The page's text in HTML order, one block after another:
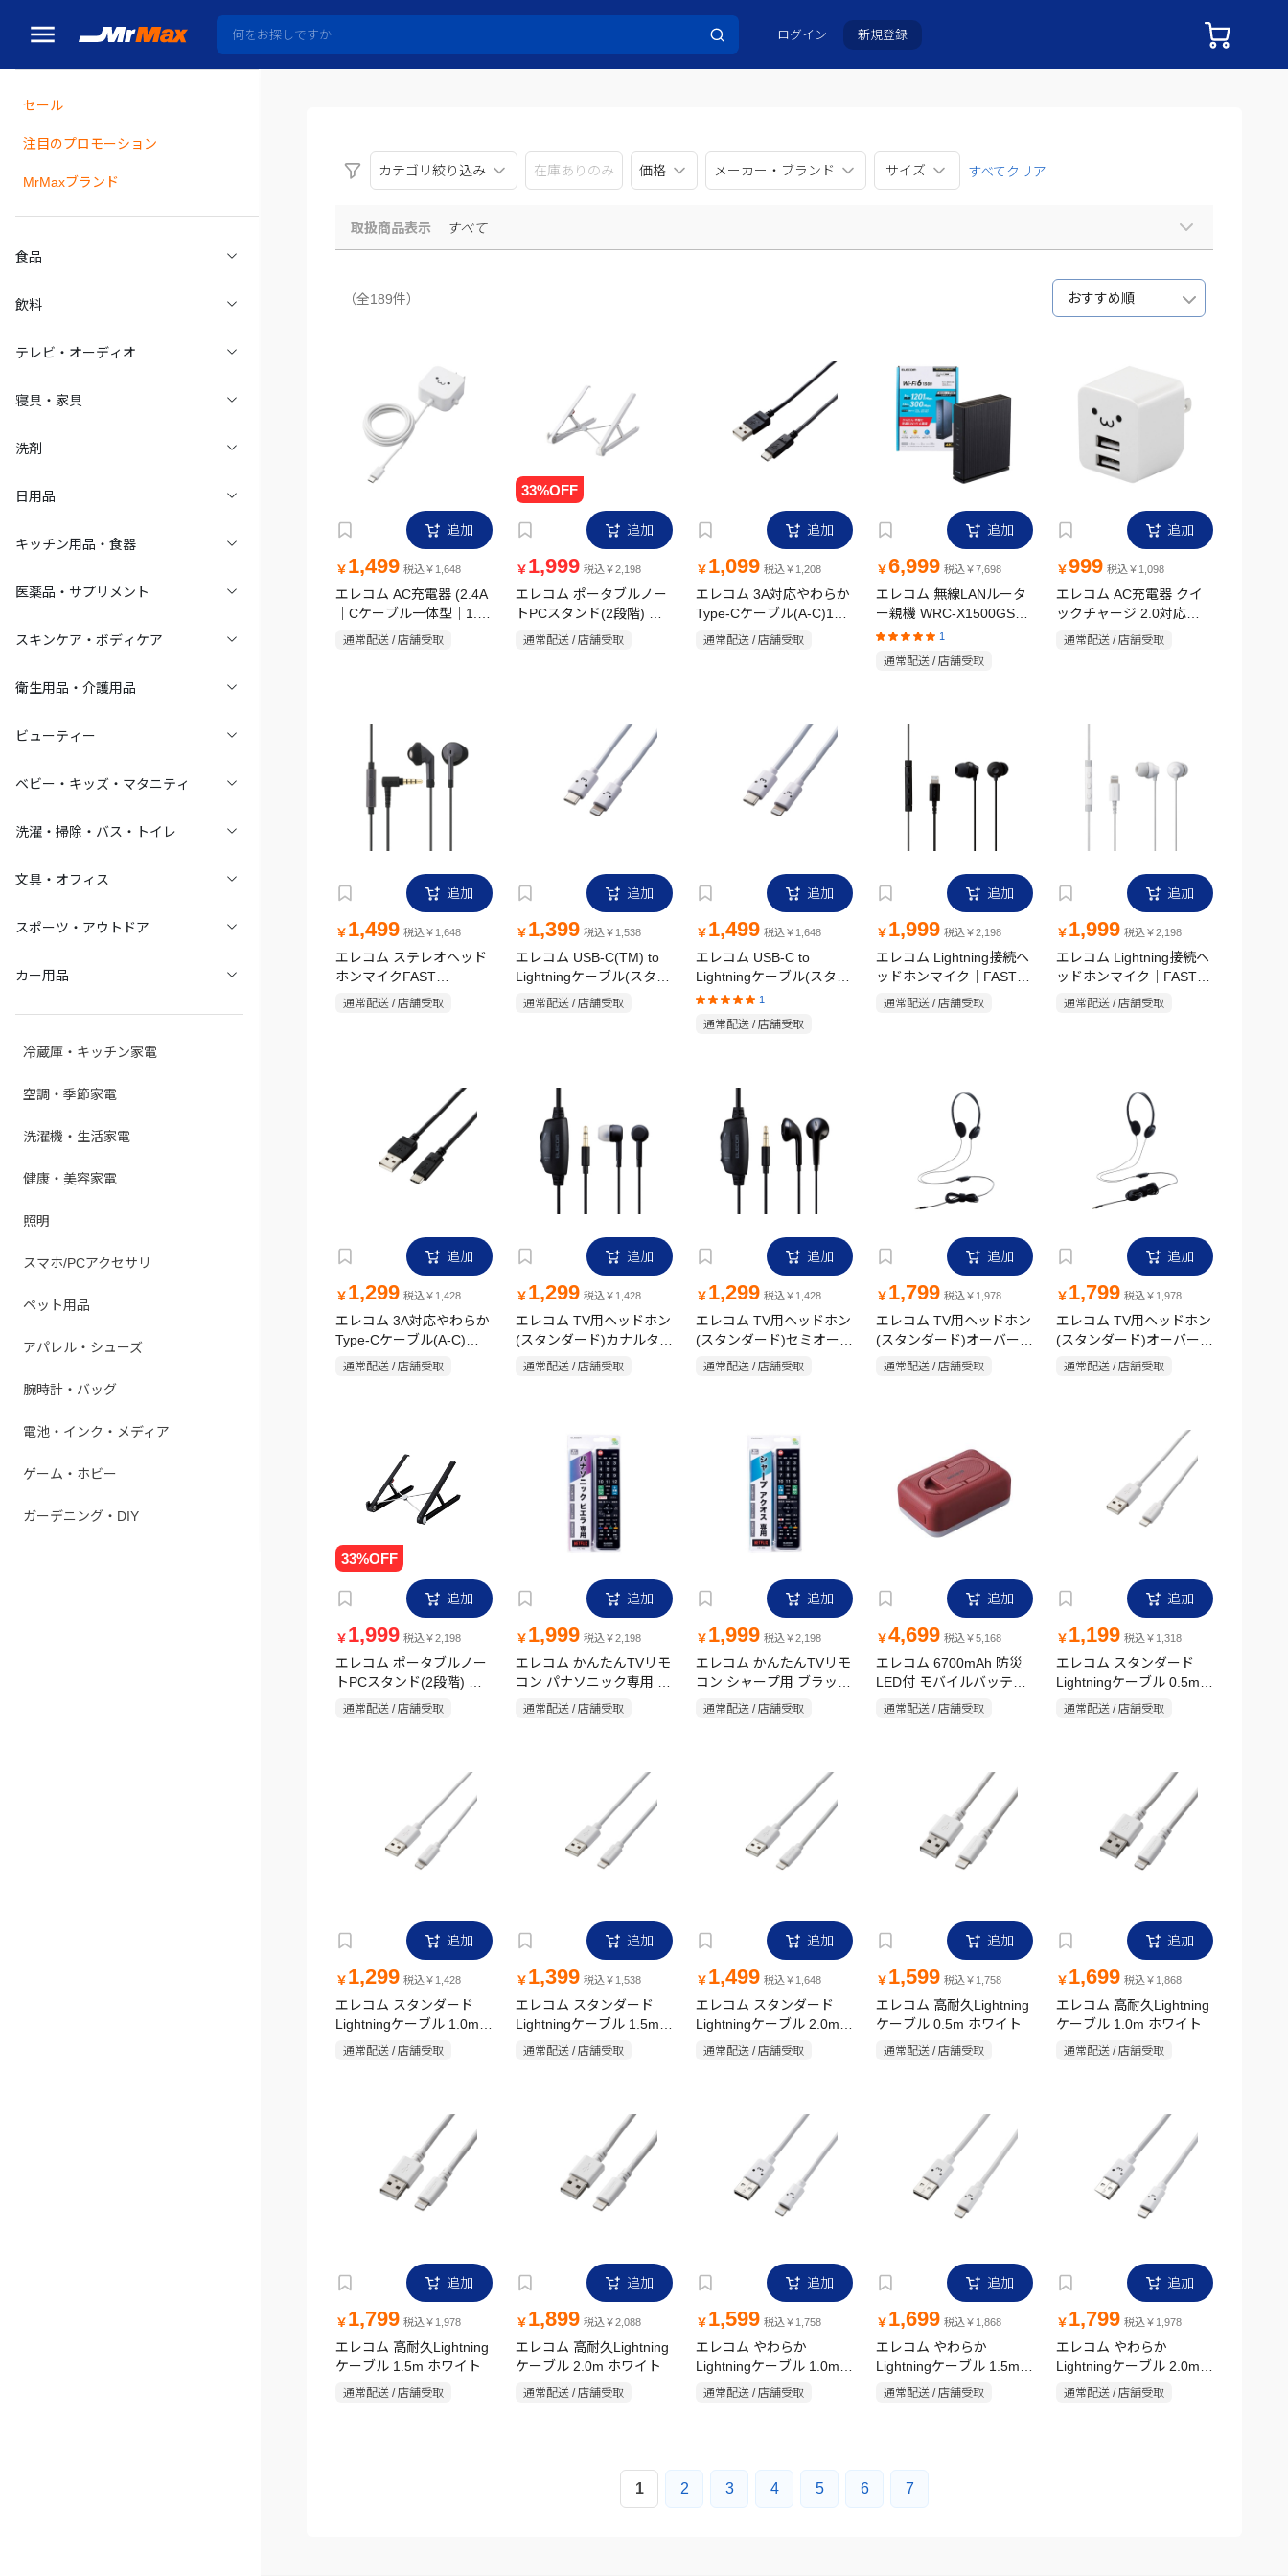
ログイン 新規登録
セール
注目のプロモーション
MrMaxブランド
食品
飲料
テレビ・オーディオ
寝具・家具
洗剤
日用品
キッチン用品・食器
医薬品・サプリメント
スキンケア・ボディケア
衛生用品・介護用品
ビューティー
ベビー・キッズ・マタニティ
洗濯・掃除・バス・トイレ
文具・オフィス
スポーツ・アウトドア
カー用品
冷蔵庫・キッチン家電
空調・季節家電
洗濯機・生活家電
健康・美容家電
照明
スマホ/PCアクセサリ
ペット用品
アパレル・シューズ
腕時計・バッグ
電池・インク・メディア
ゲーム・ホビー
ガーデニング・DIY
カテゴリ絞り込み
在庫ありのみ 価格 メーカー・ブランド サイズ すべてクリア
取扱商品表示 すべて
（全189件） おすすめ順
追加
￥ 1,499 税込￥1,648
エレコム AC充電器 (2.4A
｜Cケーブル一体型｜1.5
ｍ) ホワイトフェイス
通常配送 / 店舗受取
追加
￥ 1,999 税込￥2,198
エレコム ポータブルノー
トPCスタンド(2段階) ホ
ワイト
通常配送 / 店舗受取
追加
￥ 1,099 税込￥1,208
エレコム 3A対応やわらか
Type-Cケーブル(A-C)1．
1.0m ブラック
通常配送 / 店舗受取
追加
￥6,999 税込￥7,698
エレコム 無線LANルータ
ー親機 WRC-X1500GS2-
B
1
通常配送 / 店舗受取
追加
￥999 税込￥1,098
エレコム AC充電器 クイ
ックチャージ 2.0対応
12W5V｜2.4A ホワイトフ
通常配送 / 店舗受取
追加
￥ 1,499 税込￥1,648
エレコム ステレオヘッド
ホンマイクFAST
F10IMABK ブラック
通常配送 / 店舗受取
追加
￥ 1,399 税込￥1,538
エレコム USB-C(TM) to
Lightningケーブル(スタン
ダード) 1.0m ホワイトフ
通常配送 / 店舗受取
追加
￥ 1,499 税込￥1,648
エレコム USB-C to
Lightningケーブル(スタン
ダード) 1.5m ホワイトフ
1
通常配送 / 店舗受取
追加
￥ 1,999 税込￥2,198
エレコム Lightning接続ヘ
ッドホンマイク｜FAST
LF12CM BK ブラック
通常配送 / 店舗受取
追加
￥ 1,999 税込￥2,198
エレコム Lightning接続ヘ
ッドホンマイク｜FAST
LF12CM WH ホワイト
通常配送 / 店舗受取
追加
￥ 1,299 税込￥1,428
エレコム 3A対応やわらか
Type-Cケーブル(A-C)
2.0m ブラック
通常配送 / 店舗受取
追加
￥ 1,299 税込￥1,428
エレコム TV用ヘッドホン
(スタンダード)カナルタイ
プ EHP-TV11C3BK ブラ
通常配送 / 店舗受取
追加
￥ 1,299 税込￥1,428
エレコム TV用ヘッドホン
(スタンダード)セミオープ
ンタイプ EHP-TV11I3BK
通常配送 / 店舗受取
追加
￥ 1,799 税込￥1,978
エレコム TV用ヘッドホン
(スタンダード)オーバーヘ
ッドタイプ EHP-
通常配送 / 店舗受取
追加
￥ 1,799 税込￥1,978
エレコム TV用ヘッドホン
(スタンダード)オーバーヘ
ッドタイプ EHP-
通常配送 / 店舗受取
追加
￥ 1,999 税込￥2,198
エレコム ポータブルノー
トPCスタンド(2段階) ブ
ラック
通常配送 / 店舗受取
追加
￥ 1,999 税込￥2,198
エレコム かんたんTVリモ
コン パナソニック専用 ブ
ラック ERC-TV02BK-PA
通常配送 / 店舗受取
追加
￥ 1,999 税込￥2,198
エレコム かんたんTVリモ
コン シャープ用 ブラック
ERC-TV02BK-SH ブラッ
通常配送 / 店舗受取
追加
￥4,699 税込￥5,168
エレコム 6700mAh 防災
LED付 モバイルバッテリ
ー 平型 レッド
通常配送 / 店舗受取
追加
￥ 1,199 税込￥1,318
エレコム スタンダード
Lightningケーブル 0.5m
ホワイト
通常配送 / 店舗受取
追加
￥ 1,299 税込￥1,428
エレコム スタンダード
Lightningケーブル 1.0m
ホワイト
通常配送 / 店舗受取
追加
￥ 1,399 税込￥1,538
エレコム スタンダード
Lightningケーブル 1.5m
ホワイト
通常配送 / 店舗受取
追加
￥ 1,499 税込￥1,648
エレコム スタンダード
Lightningケーブル 2.0m
ホワイト
通常配送 / 店舗受取
追加
￥ 1,599 税込￥1,758
エレコム 高耐久Lightning
ケーブル 0.5m ホワイト
通常配送 / 店舗受取
追加
￥ 1,699 税込￥1,868
エレコム 高耐久Lightning
ケーブル 1.0m ホワイト
通常配送 / 店舗受取
追加
￥ 1,799 税込￥1,978
エレコム 高耐久Lightning
ケーブル 1.5m ホワイト
通常配送 / 店舗受取
追加
￥ 1,899 税込￥2,088
エレコム 高耐久Lightning
ケーブル 2.0m ホワイト
通常配送 / 店舗受取
追加
￥ 1,599 税込￥1,758
エレコム やわらか
Lightningケーブル 1.0m
ホワイトフェイス
通常配送 / 店舗受取
追加
￥ 1,699 税込￥1,868
エレコム やわらか
Lightningケーブル 1.5m
MPA-FUALYA15WF ホワ
通常配送 / 店舗受取
追加
￥ 1,799 税込￥1,978
エレコム やわらか
Lightningケーブル 2.0m
ホワイトフェイス
通常配送 / 店舗受取
1 2 3 4 5 6 7